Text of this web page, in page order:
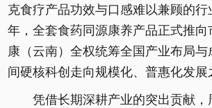
克食疗产品功效与口感难以兼顾的
年，全套食药同源康养产品正式推向
康（云南）全权统筹全国产业布局
间硬核科创走向规模化、普惠化发展
凭借长期深耕产业的突出贡献